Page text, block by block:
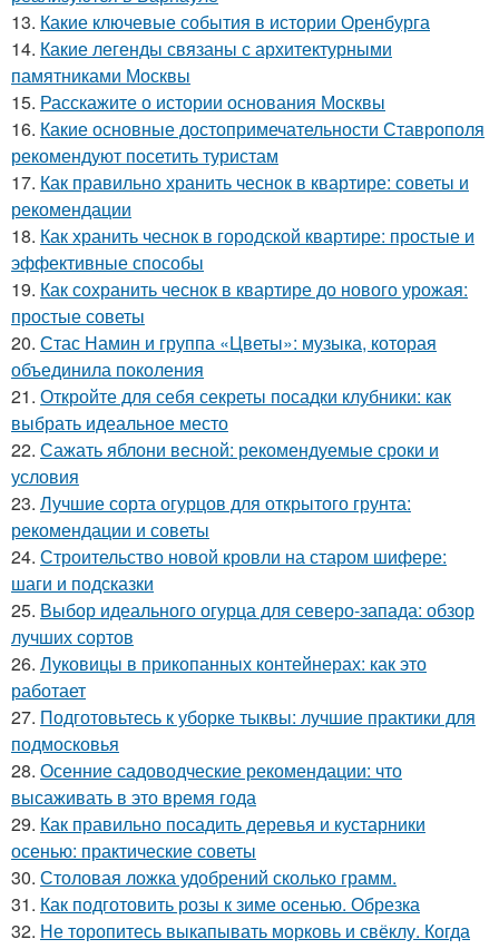
13. Какие ключевые события в истории Оренбурга
14. Какие легенды связаны с архитектурными
памятниками Москвы
15. Расскажите о истории основания Москвы
16. Какие основные достопримечательности Ставрополя
рекомендуют посетить туристам
17. Как правильно хранить чеснок в квартире: советы и
рекомендации
18. Как хранить чеснок в городской квартире: простые и
эффективные способы
19. Как сохранить чеснок в квартире до нового урожая:
простые советы
20. Стас Намин и группа «Цветы»: музыка, которая
объединила поколения
21. Откройте для себя секреты посадки клубники: как
выбрать идеальное место
22. Сажать яблони весной: рекомендуемые сроки и
условия
23. Лучшие сорта огурцов для открытого грунта:
рекомендации и советы
24. Строительство новой кровли на старом шифере:
шаги и подсказки
25. Выбор идеального огурца для северо-запада: обзор
лучших сортов
26. Луковицы в прикопанных контейнерах: как это
работает
27. Подготовьтесь к уборке тыквы: лучшие практики для
подмосковья
28. Осенние садоводческие рекомендации: что
высаживать в это время года
29. Как правильно посадить деревья и кустарники
осенью: практические советы
30. Столовая ложка удобрений сколько грамм.
31. Как подготовить розы к зиме осенью. Обрезка
32. Не торопитесь выкапывать морковь и свёклу. Когда